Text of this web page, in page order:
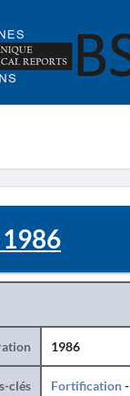
1986
1986
clés Fortification-